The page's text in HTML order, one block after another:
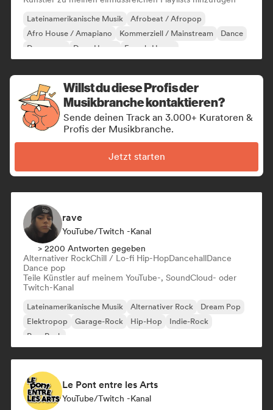
Lateinamerikanische Musik
Afrobeat / Afropop
Afro House / Amapiano
Kommerziell / Mainstream
Dance
Dance pop
Deep House French-House
Willst du diese Profis der
Musikbranche kontaktieren?
Sende deinen Track an 3.000+ Kuratoren &
Profis der Musikbranche.
Jetzt starten
rave
YouTube/Twitch -Kanal
> 2200 Antworten gegeben
Alternativer RockChill / Lo-fi Hip-HopDancehallDance
Dance pop
Teile Künstler auf meinem YouTube-, SoundCloud- oder
Twitch-Kanal
Lateinamerikanische Musik Alternativer Rock
Dream Pop
Elektropop
Garage-Rock Hip-Hop
Indie-Rock
Pop-Punk
Le Pont entre les Arts
YouTube/Twitch -Kanal